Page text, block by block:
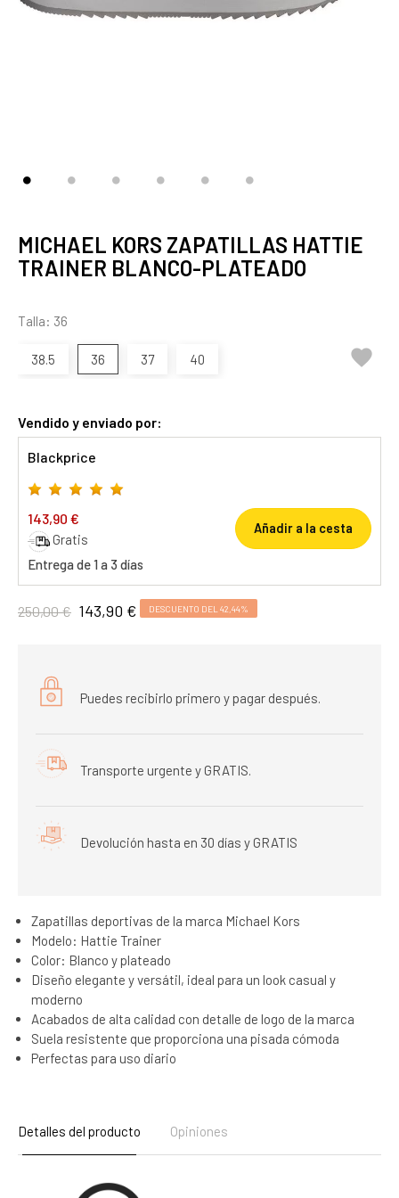
MICHAEL KORS ZAPATILLAS HATTIE
TRAINER BLANCO-PLATEADO
Talla: 36
38.5 36 37 40 
Vendido y enviado por:
Blackprice
143,90 €
Gratis
Entrega de 1 a 3 días
Añadir a la cesta
250,00 € 143,90 € DESCUENTO DEL 42,44%
Puedes recibirlo primero y pagar después.
Transporte urgente y GRATIS.
Devolución hasta en 30 días y GRATIS
Zapatillas deportivas de la marca Michael Kors
Modelo: Hattie Trainer
Color: Blanco y plateado
Diseño elegante y versátil, ideal para un look casual y
moderno
Acabados de alta calidad con detalle de logo de la marca
Suela resistente que proporciona una pisada cómoda
Perfectas para uso diario
Detalles del producto Opiniones